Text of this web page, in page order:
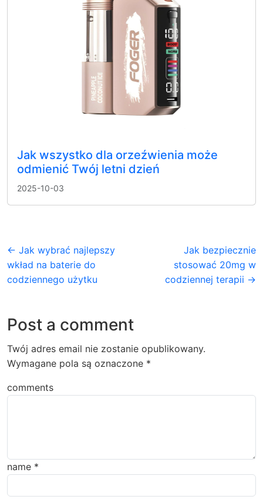
Jak wszystko dla orzeźwienia może
odmienić Twój letni dzień
2025-10-03
← Jak wybrać najlepszy
wkład na baterie do
codziennego użytku
Jak bezpiecznie
stosować 20mg w
codziennej terapii →
Post a comment
Twój adres email nie zostanie opublikowany.
Wymagane pola są oznaczone *
comments
name *